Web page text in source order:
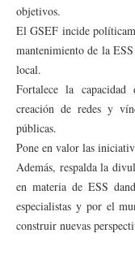
objetivos.
El GSEF incide
mantenimiento de la
local.
Fortalece la
creación de redes y
públicas.
Pone en valor las
Además, respalda la
en materia de ESS
especialistas y por el
construir nuevas